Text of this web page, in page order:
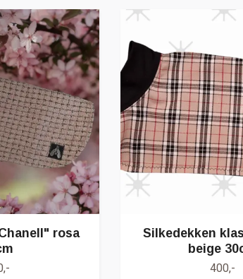
rosa
Silkedekken
beige
400,-